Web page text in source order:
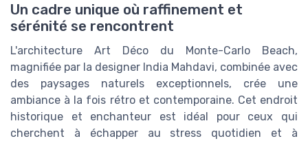
Un cadre unique où raffinement et
sérénité se rencontrent
L'architecture Art Déco du Monte-Carlo Beach,
magnifiée par la designer India Mahdavi, combinée avec
des paysages naturels exceptionnels, crée une
ambiance à la fois rétro et contemporaine. Cet endroit
historique et enchanteur est idéal pour ceux qui
cherchent à échapper au stress quotidien et à